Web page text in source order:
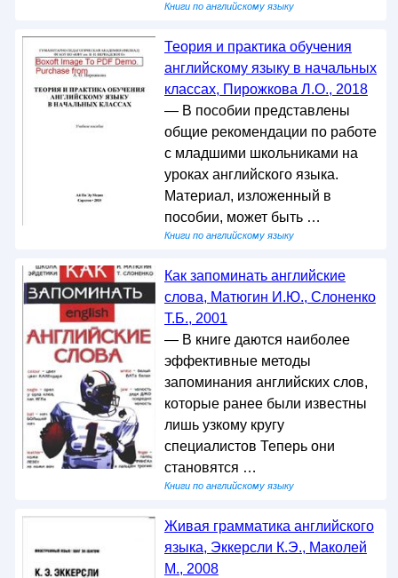
Книги по английскому языку
Теория и практика обучения
английскому языку в начальных
классах, Пирожкова Л.О., 2018
— В пособии представлены
общие рекомендации по работе
с младшими школьниками на
уроках английского языка.
Материал, изложенный в
пособии, может быть …
Книги по английскому языку
Как запоминать английские
слова, Матюгин И.Ю., Слоненко
Т.Б., 2001
— В книге даются наиболее
эффективные методы
запоминания английских слов,
которые ранее были известны
лишь узкому кругу
специалистов Теперь они
становятся …
Книги по английскому языку
Живая грамматика английского
языка, Эккерсли К.Э., Маколей
М., 2008